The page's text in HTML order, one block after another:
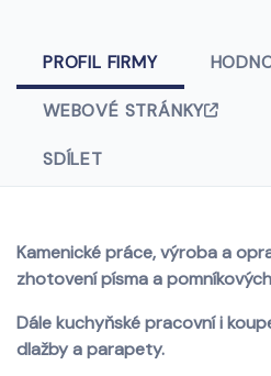
PROFIL FIRMY
WEBOVÉ STRÁNKY
SDÍLET
Kamenické práce, výroba a
zhotovení písma a
Dále kuchyňské pracovní i
dlažby a parapety.